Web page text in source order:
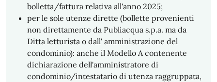
bolletta/fattura relativa all'anno 2025;
per le sole utenze dirette (bollette provenienti
non direttamente da Publiacqua s.p.a. ma da
Ditta letturista o dall' amministrazione del
condominio): anche il Modello A contenente
dichiarazione dell'amministratore di
condominio/intestatario di utenza raggruppata,